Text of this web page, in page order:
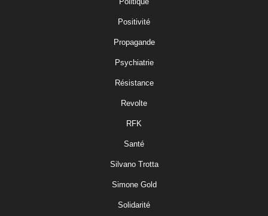
Positivité
Propagande
Psychiatrie
Résistance
Revolte
RFK
Santé
Silvano Trotta
Simone Gold
Solidarité